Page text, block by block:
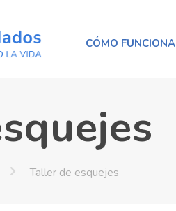
CÓMO FUNCIONA
Taller de esquejes